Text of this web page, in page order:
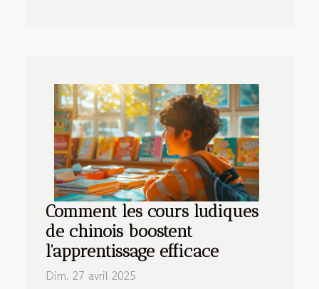
Comment les cours ludiques
de chinois boostent
l'apprentissage efficace
Dim. 27 avril 2025